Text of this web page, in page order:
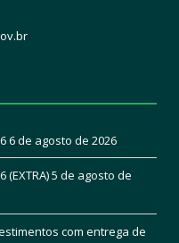
6 de agosto de 2026
(EXTRA)5 de agosto de
com entrega de